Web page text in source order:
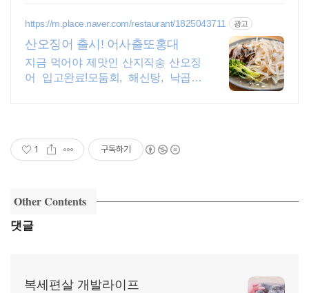
https://m.place.naver.com/restaurant/1825043711 광고
산오징어 출시! 어사출또홍대
지금 먹어야 제맛인 산지직송 산오징
어 입고완료!모둠회, 해신탕, 낙곱새
1 구독하기
Other Contents
댓글
복세편살 개발라이프